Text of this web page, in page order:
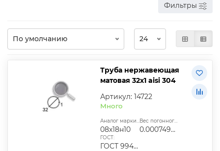
Фильтры
Труба нержавеющая
матовая 32х1 aisi 304
Артикул: 14722
Много
Аналог марки стали:
08х18н10
Вес погонного метра, т.:
0.00074989
ГОСТ:
ГОСТ 9940-81